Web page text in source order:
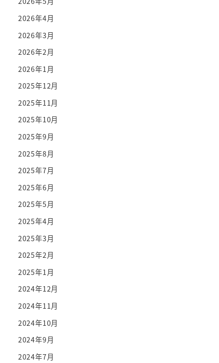
2026年4月
2026年3月
2026年2月
2026年1月
2025年12月
2025年11月
2025年10月
2025年9月
2025年8月
2025年7月
2025年6月
2025年5月
2025年4月
2025年3月
2025年2月
2025年1月
2024年12月
2024年11月
2024年10月
2024年9月
2024年7月